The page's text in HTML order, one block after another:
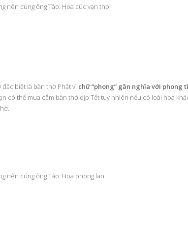
nên cúng ông Táo: Hoa cúc vạn thọ
biệt là bàn thờ Phật vì chữ “phong” gần nghĩa với phong
có thể mua cắm bàn thờ dịp Tết tuy nhiên nếu có loài hoa
nên cúng ông Táo: Hoa phong lan